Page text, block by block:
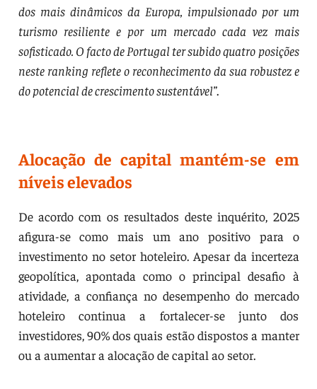
dos mais dinâmicos da Europa, impulsionado por um
turismo resiliente e por um mercado cada vez mais
sofisticado. O facto de Portugal ter subido quatro posições
neste ranking reflete o reconhecimento da sua robustez e
do potencial de crescimento sustentável”.
Alocação de capital mantém-se em
níveis elevados
De acordo com os resultados deste inquérito, 2025
afigura-se como mais um ano positivo para o
investimento no setor hoteleiro. Apesar da incerteza
geopolítica, apontada como o principal desafio à
atividade, a confiança no desempenho do mercado
hoteleiro continua a fortalecer-se junto dos
investidores, 90% dos quais estão dispostos a manter
ou a aumentar a alocação de capital ao setor.